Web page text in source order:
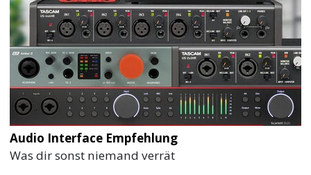
Audio Interface Empfehlung
Was dir sonst niemand verrät